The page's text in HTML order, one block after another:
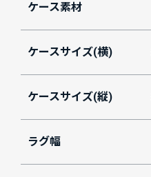
ケース素材
ケースサイズ(横)
ケースサイズ(縦)
ラグ幅